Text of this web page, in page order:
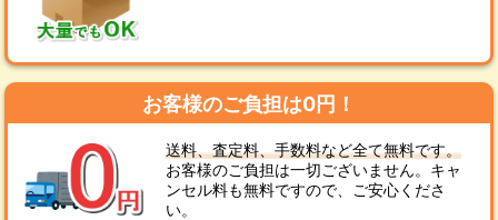
お客様のご負担は0円！
送料、査定料、手数料など全て無料です。
お客様のご負担は一切ございません。キャ
ンセル料も無料ですので、ご安心くださ
い。